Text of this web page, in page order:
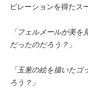
ピレーションを得たス
「フェルメールが美
だったのだろう？」
「玉葱の絵を描いた
ろう？」